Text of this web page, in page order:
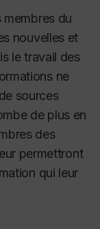
membres du
nouvelles et
le travail des
ne
sources
de plus en
des
permettront
qui leur